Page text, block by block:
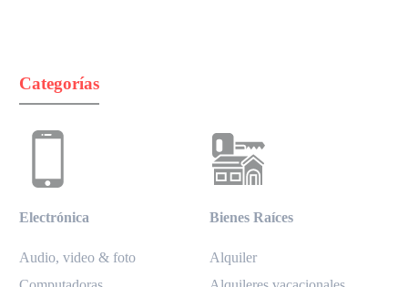
Categorías
Electrónica
Audio, video & foto
Bienes Raíces
Alquiler